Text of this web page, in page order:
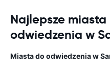
Najlepsze
odwiedzenia w
Miasta do odwiedzenia w